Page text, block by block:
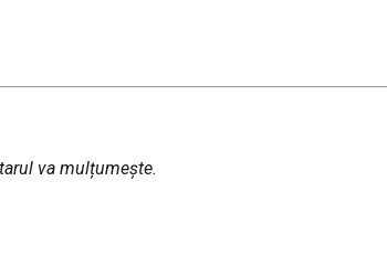
va mulțumește.